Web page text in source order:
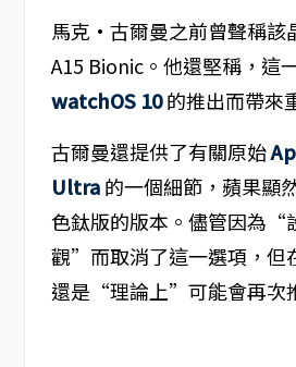
馬克·古爾曼之前曾聲稱該
A15 Bionic。他還堅稱，這
watchOS 10的推出而帶來
古爾曼還提供了有關原始
Ultra的一個細節，蘋果顯
色鈦版的版本。儘管因為“
觀”而取消了這一選項，但
還是“理論上”可能會再次